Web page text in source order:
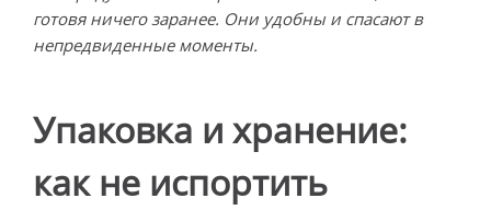
готовя ничего заранее. Они удобны и спасают в
непредвиденные моменты.
Упаковка и хранение:
как не испортить